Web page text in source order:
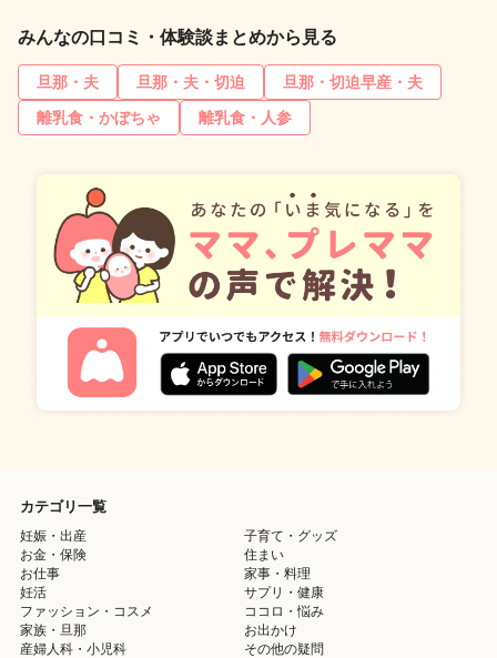
みんなの口コミ・体験談まとめから見る
旦那・夫 旦那・夫・切迫
旦那・切迫早産・夫
離乳食・かぼちゃ
離乳食・人参
カテゴリ一覧
妊娠・出産
子育て・グッズ
お金・保険
住まい
お仕事
家事・料理
妊活
サプリ・健康
ファッション・コスメ
ココロ・悩み
家族・旦那
お出かけ
産婦人科・小児科
その他の疑問